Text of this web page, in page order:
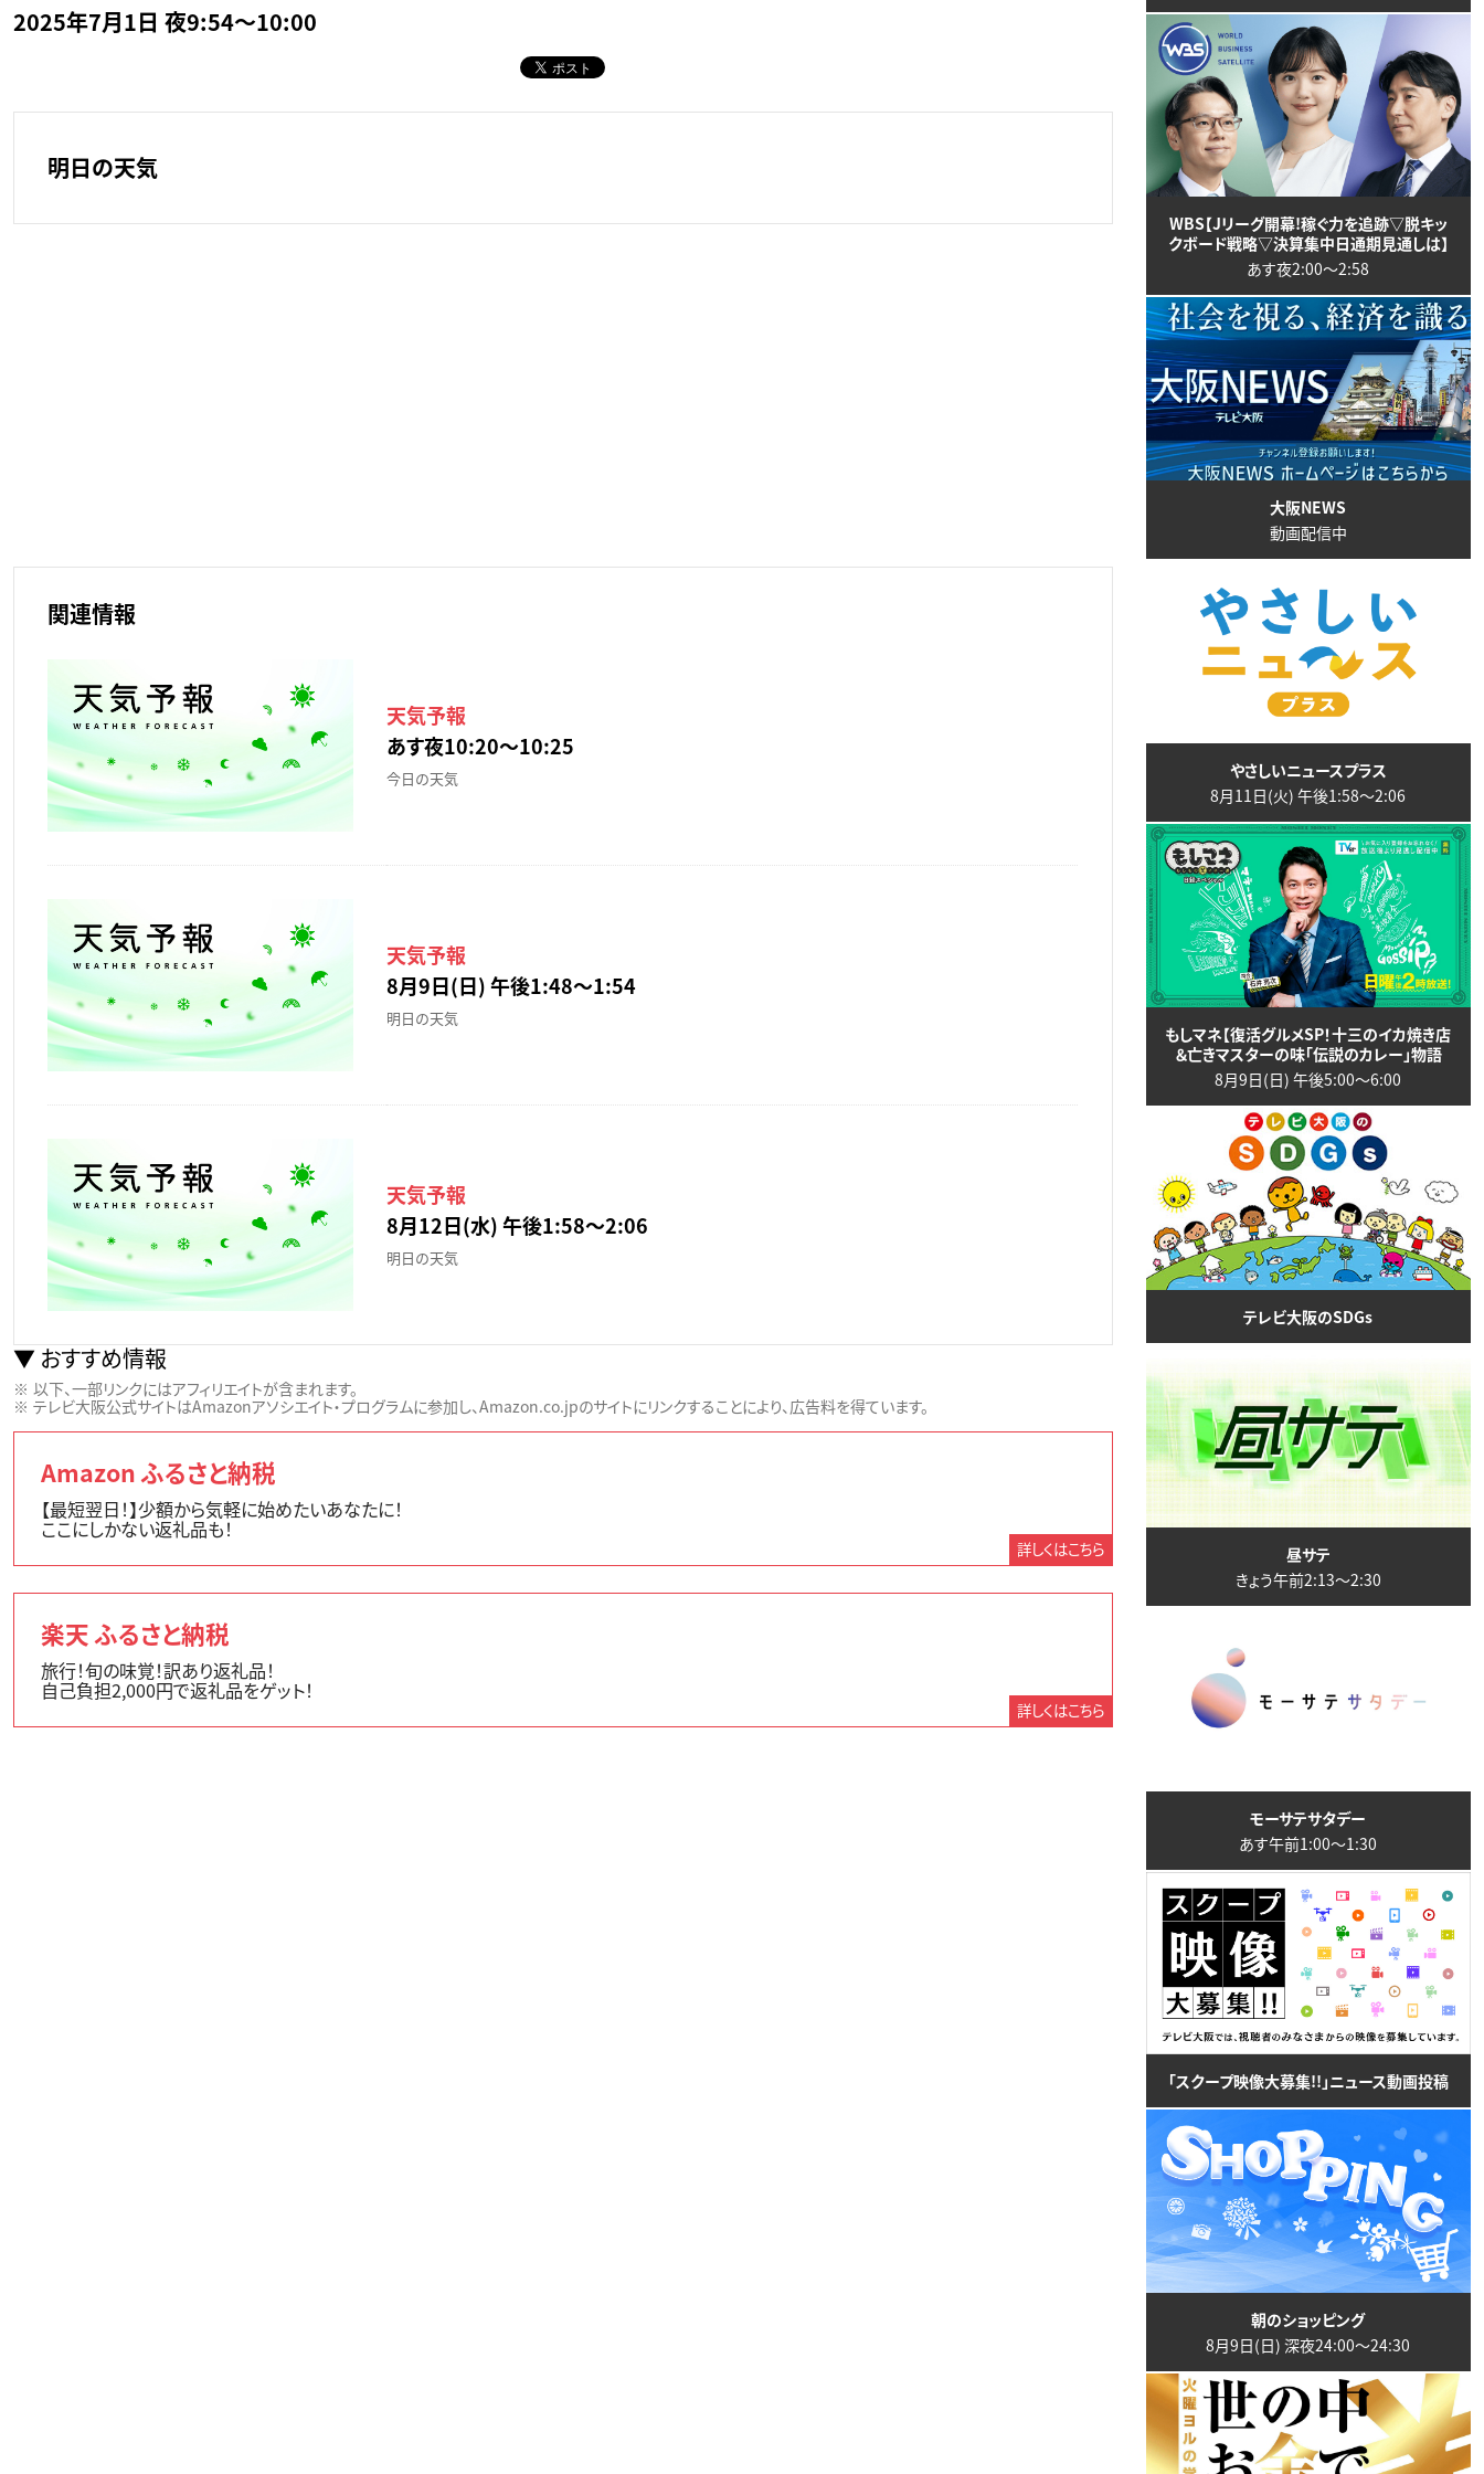
2025年7月1日 夜9:54～10:00
明日の天気
関連情報
天気予報
あす夜10:20〜10:25
今日の天気
天気予報
8月9日(日) 午後1:48〜1:54
明日の天気
天気予報
8月12日(水) 午後1:58〜2:06
明日の天気
おすすめ情報
以下、一部リンクにはアフィリエイトが含まれます。
テレビ大阪公式サイトはAmazonアソシエイト・プログラムに参加し、Amazon.co.jpのサイトにリンクすることにより、広告料を得ています。
Amazon ふるさと納税
【最短翌日！】少額から気軽に始めたいあなたに！
ここにしかない返礼品も！
詳しくはこちら
楽天 ふるさと納税
旅行！旬の味覚！訳あり返礼品！
自己負担2,000円で返礼品をゲット！
詳しくはこちら
WBS【Jリーグ開幕!稼ぐ力を追跡▽脱キッ
クボード戦略▽決算集中日通期見通しは】
あす夜2:00〜2:58
大阪NEWS
動画配信中
やさしいニュースプラス
8月11日(火) 午後1:58〜2:06
もしマネ【復活グルメSP！十三のイカ焼き店
＆亡きマスターの味「伝説のカレー」物語
8月9日(日) 午後5:00〜6:00
テレビ大阪のSDGs
昼サテ
きょう午前2:13〜2:30
モーサテサタデー
あす午前1:00〜1:30
「スクープ映像大募集!!」ニュース動画投稿
朝のショッピング
8月9日(日) 深夜24:00〜24:30